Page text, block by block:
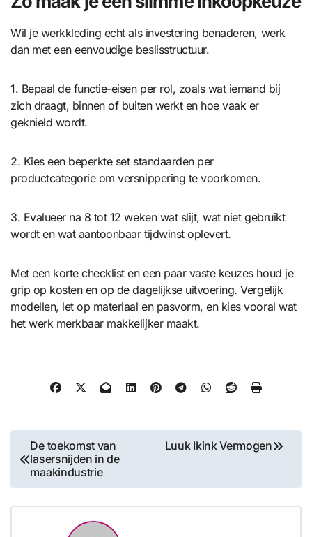
Wil je werkkleding echt als investering benaderen, werk
dan met een eenvoudige beslisstructuur.
1. Bepaal de functie-eisen per rol, zoals wat iemand bij
zich draagt, binnen of buiten werkt en hoe vaak er
geknield wordt.
2. Kies een beperkte set standaarden per
productcategorie om versnippering te voorkomen.
3. Evalueer na 8 tot 12 weken wat slijt, wat niet gebruikt
wordt en wat aantoonbaar tijdwinst oplevert.
Met een korte checklist en een paar vaste keuzes houd je
grip op kosten en op de dagelijkse uitvoering. Vergelijk
modellen, let op materiaal en pasvorm, en kies vooral wat
het werk merkbaar makkelijker maakt.
Bericht
navigatie
De toekomst van
lasersnijden in de
maakindustrie
Luuk Ikink Vermogen